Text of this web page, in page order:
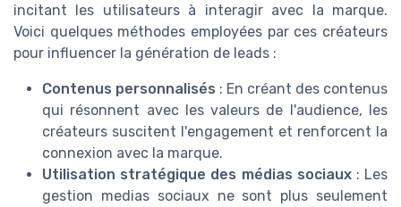
incitant les utilisateurs à interagir avec la marque.
Voici quelques méthodes employées par ces créateurs
pour influencer la génération de leads :
Contenus personnalisés : En créant des contenus
qui résonnent avec les valeurs de l'audience, les
créateurs suscitent l'engagement et renforcent la
connexion avec la marque.
Utilisation stratégique des médias sociaux: Les
gestion medias sociaux ne sont plus seulement